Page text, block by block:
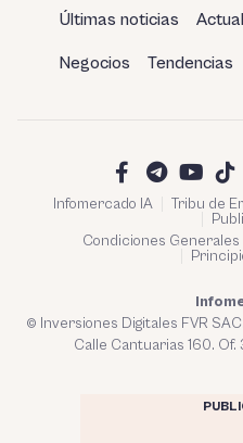
Últimas noticias
Negocios Tendencias
Infomercado IA Tribu de
Condiciones Generales
© Inversiones Digitales FVR
Calle Cantuarias 160. Of.